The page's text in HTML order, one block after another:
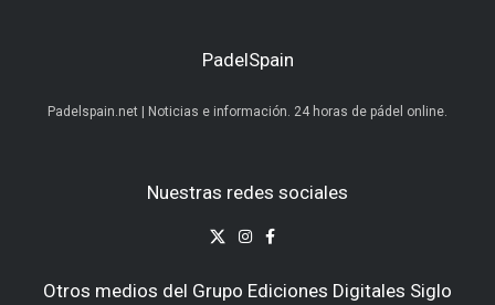
PadelSpain
Padelspain.net | Noticias e información. 24 horas de pádel online.
Nuestras redes sociales
Otros medios del Grupo Ediciones Digitales Siglo